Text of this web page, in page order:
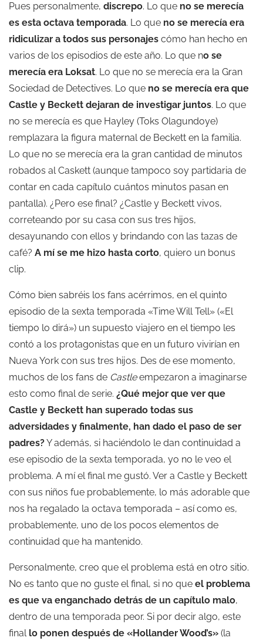
Pues personalmente, discrepo. Lo que no se merecía
es esta octava temporada. Lo que no se merecía era
ridiculizar a todos sus personajes cómo han hecho en
varios de los episodios de este año. Lo que no se
merecía era Loksat. Lo que no se merecía era la Gran
Sociedad de Detectives. Lo que no se merecía era que
Castle y Beckett dejaran de investigar juntos. Lo que
no se merecía es que Hayley (Toks Olagundoye)
remplazara la figura maternal de Beckett en la familia.
Lo que no se merecía era la gran cantidad de minutos
robados al Caskett (aunque tampoco soy partidaria de
contar en cada capítulo cuántos minutos pasan en
pantalla). ¿Pero ese final? ¿Castle y Beckett vivos,
correteando por su casa con sus tres hijos,
desayunando con ellos y brindando con las tazas de
café? A mí se me hizo hasta corto, quiero un bonus
clip.
Cómo bien sabréis los fans acérrimos, en el quinto
episodio de la sexta temporada «Time Will Tell» («El
tiempo lo dirá») un supuesto viajero en el tiempo les
contó a los protagonistas que en un futuro vivirían en
Nueva York con sus tres hijos. Des de ese momento,
muchos de los fans de Castleempezaron a imaginarse
esto como final de serie. ¿Qué mejor que ver que
Castle y Beckett han superado todas sus
adversidades y finalmente, han dado el paso de ser
padres?Y además, si haciéndolo le dan continuidad a
ese episodio de la sexta temporada, yo no le veo el
problema. A mí el final me gustó. Ver a Castle y Beckett
con sus niños fue probablemente, lo más adorable que
nos ha regalado la octava temporada – así como es,
probablemente, uno de los pocos elementos de
continuidad que ha mantenido.
Personalmente, creo que el problema está en otro sitio.
No es tanto que no guste el final, si no que el problema
es que va enganchado detrás de un capítulo malo,
dentro de una temporada peor. Si por decir algo, este
final lo ponen después de «Hollander Wood’s» (la